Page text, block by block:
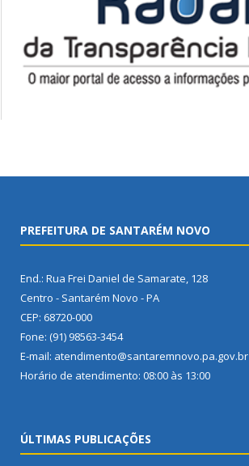
PREFEITURA DE SANTARÉM NOVO
End.: Rua Frei Daniel de Samarate, 128
Centro - Santarém Novo - PA
CEP: 68720-000
Fone: (91) 98563-3454
E-mail: atendimento@santaremnovo.pa.gov.br
Horário de atendimento: 08:00 às 13:00
ÚLTIMAS PUBLICAÇÕES